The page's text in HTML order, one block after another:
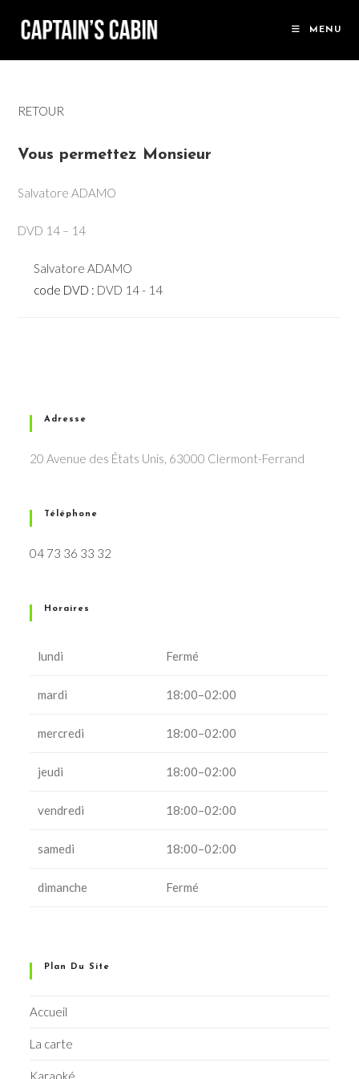
MENU
RETOUR
Vous permettez Monsieur
Salvatore ADAMO
DVD 14 – 14
Salvatore ADAMO
code DVD : DVD 14 - 14
Adresse
20 Avenue des États Unis, 63000 Clermont-Ferrand
Téléphone
04 73 36 33 32
Horaires
lundi Fermé
mardi 18:00–02:00
mercredi 18:00–02:00
jeudi 18:00–02:00
vendredi 18:00–02:00
samedi 18:00–02:00
dimanche Fermé
Plan Du Site
Accueil
La carte
Karaoké